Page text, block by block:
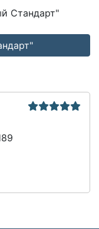
Стандарт"